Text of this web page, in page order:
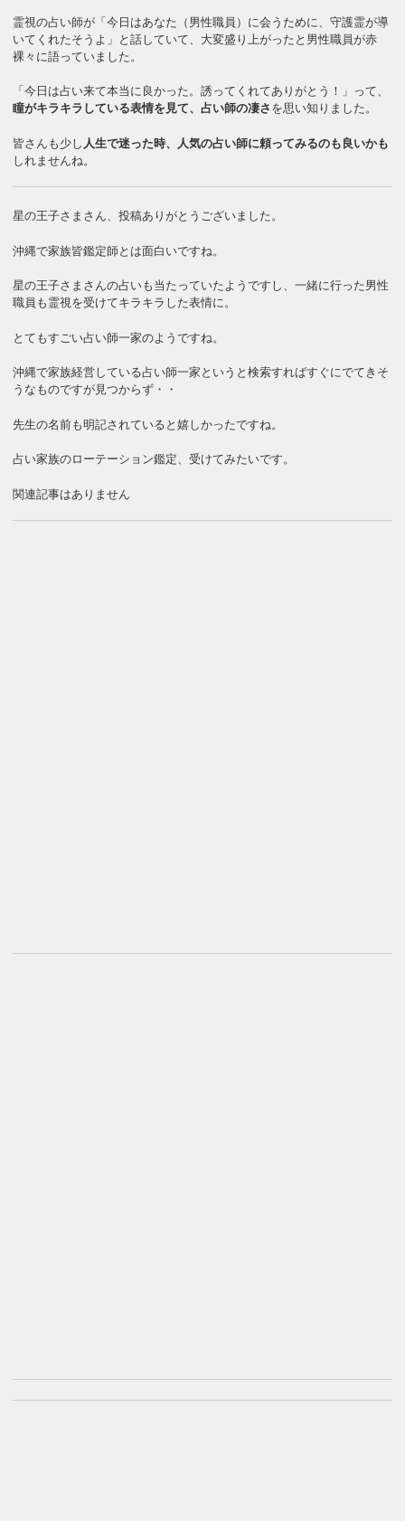
霊視の占い師が「今日はあなた（男性職員）に会うために、守護霊が導
いてくれたそうよ」と話していて、大変盛り上がったと男性職員が赤
裸々に語っていました。
「今日は占い来て本当に良かった。誘ってくれてありがとう！」って、
瞳がキラキラしている表情を見て、占い師の凄さ を思い知りました。
皆さんも少し 人生で迷った時、人気の占い師に頼ってみるのも良いかも
しれませんね。
星の王子さまさん、投稿ありがとうございました。
沖縄で家族皆鑑定師とは面白いですね。
星の王子さまさんの占いも当たっていたようですし、一緒に行った男性
職員も霊視を受けてキラキラした表情に。
とてもすごい占い師一家のようですね。
沖縄で家族経営している占い師一家というと検索すればすぐにでてきそ
うなものですが見つからず・・
先生の名前も明記されていると嬉しかったですね。
占い家族のローテーション鑑定、受けてみたいです。
関連記事はありません